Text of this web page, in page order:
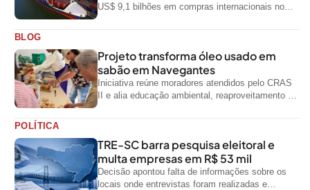
US$ 9,1 bilhões em compras internacionais no
BLOG
Projeto transforma óleo usado em
sabão em Navegantes
Iniciativa reúne moradores atendidos pelo CRAS
II e alia educação ambiental, reaproveitamento de
POLÍTICA
TRE-SC barra pesquisa eleitoral e
multa empresas em R$ 53 mil
Decisão apontou falta de informações sobre os
locais onde entrevistas foram realizadas e